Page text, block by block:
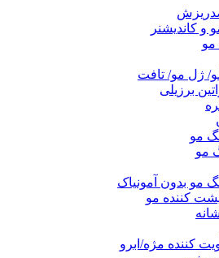
و کاندیشنر
مو
ژل مو/ تافت
برزیلی
مو
مو
مو بدون آمونیاک
پشت کننده مو
کننده مژه/ابرو